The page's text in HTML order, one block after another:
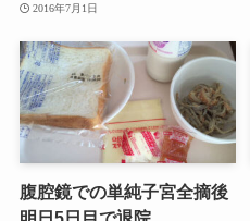
2016年7月1日
腹腔鏡での単純子宮全摘後